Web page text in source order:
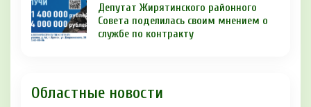
Депутат Жирятинского районного
Совета поделилась своим мнением о
службе по контракту
Областные новости